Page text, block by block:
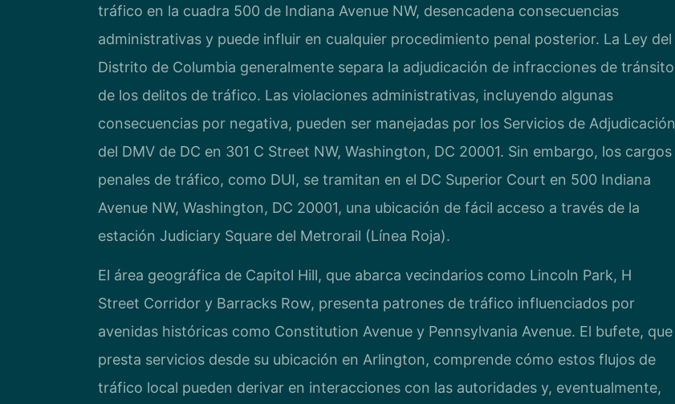
tráfico en la cuadra 500 de Indiana Avenue NW, desencadena consecuencias
administrativas y puede influir en cualquier procedimiento penal posterior. La Ley del
Distrito de Columbia generalmente separa la adjudicación de infracciones de tránsito
de los delitos de tráfico. Las violaciones administrativas, incluyendo algunas
consecuencias por negativa, pueden ser manejadas por los Servicios de Adjudicación
del DMV de DC en 301 C Street NW, Washington, DC 20001. Sin embargo, los cargos
penales de tráfico, como DUI, se tramitan en el DC Superior Court en 500 Indiana
Avenue NW, Washington, DC 20001, una ubicación de fácil acceso a través de la
estación Judiciary Square del Metrorail (Línea Roja).
El área geográfica de Capitol Hill, que abarca vecindarios como Lincoln Park, H
Street Corridor y Barracks Row, presenta patrones de tráfico influenciados por
avenidas históricas como Constitution Avenue y Pennsylvania Avenue. El bufete, que
presta servicios desde su ubicación en Arlington, comprende cómo estos flujos de
tráfico local pueden derivar en interacciones con las autoridades y, eventualmente,